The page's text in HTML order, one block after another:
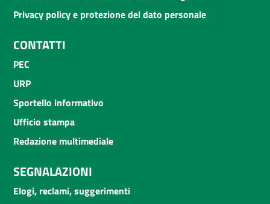
Privacy policy e protezione del dato personale
CONTATTI
PEC
URP
Sportello informativo
Ufficio stampa
Redazione multimediale
SEGNALAZIONI
Elogi, reclami, suggerimenti